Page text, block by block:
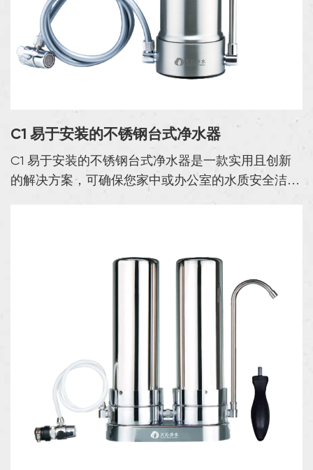
C1 易于安装的不锈钢台式净水器
C1 易于安装的不锈钢台式净水器是一款实用且创新
的解决方案，可确保您家中或办公室的水质安全洁